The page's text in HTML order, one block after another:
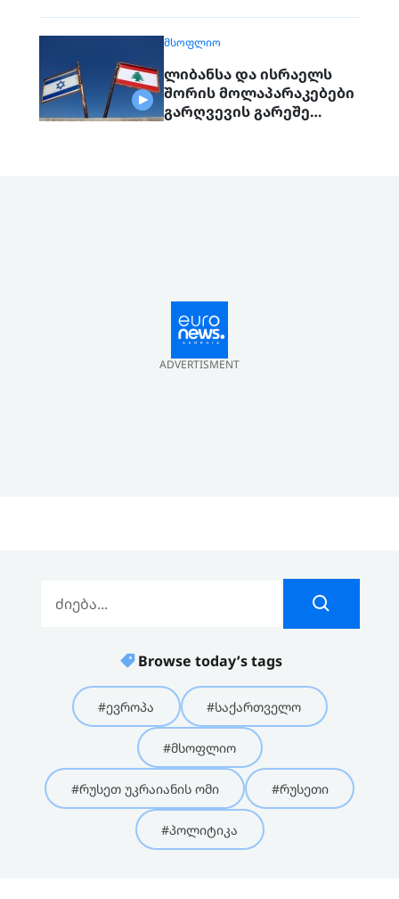
ᲛᲡᲝᲤᲚᲘᲝ
ლიბანსა და ისრაელს
შორის მოლაპარაკებები
გარღვევის გარეშე
ADVERTISMENT
Browse today’s tags
#ევროპა #საქართველო
#მსოფლიო
#რუსეთ უკრაიანის ომი #რუსეთი
#პოლიტიკა